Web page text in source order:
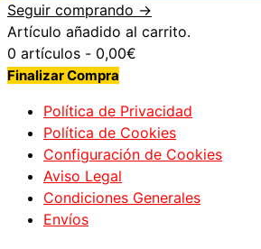
Seguir comprando →
Artículo añadido al carrito.
0 artículos - 0,00€
Finalizar Compra
Política de Privacidad
Política de Cookies
Configuración de Cookies
Aviso Legal
Condiciones Generales
Envíos